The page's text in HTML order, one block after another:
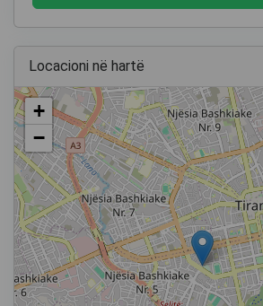
Locacioni në hartë
+
−